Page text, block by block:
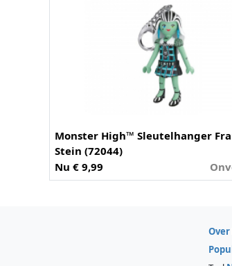
Monster High™ Sleutelhanger
Stein (72044)
Nu € 9,99